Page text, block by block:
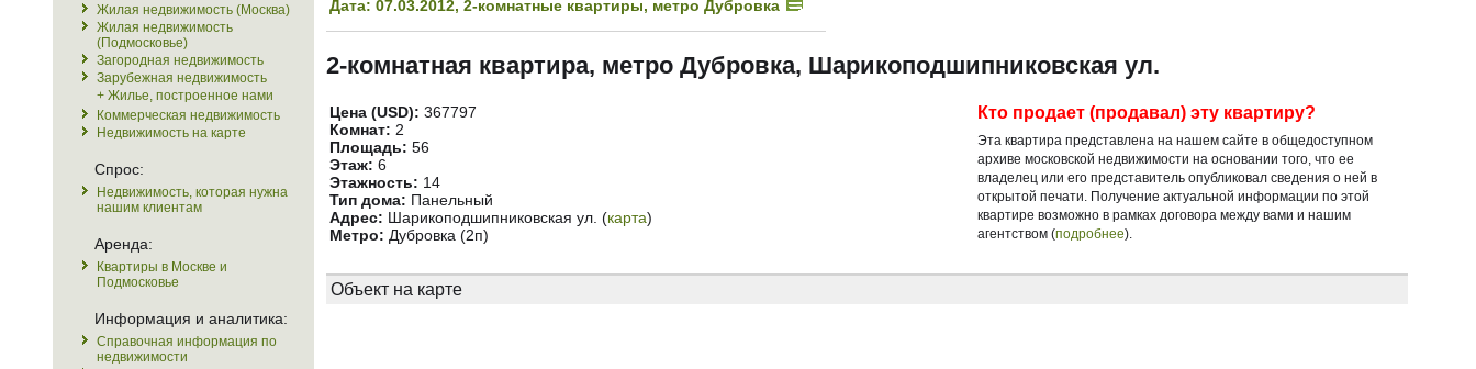
Жилая недвижимость (Москва)
Жилая недвижимость
(Подмосковье)
Загородная недвижимость
Зарубежная недвижимость
+ Жилье, построенное нами
Коммерческая недвижимость
Недвижимость на карте
Спрос:
Недвижимость, которая нужна
нашим клиентам
Аренда:
Квартиры в Москве и
Подмосковье
Информация и аналитика:
Справочная информация по
недвижимости
Дата: 07.03.2012, 2-комнатные квартиры, метро Дубровка
2-комнатная квартира, метро Дубровка, Шарикоподшипниковская ул.
Цена (USD): 367797
Комнат: 2
Площадь: 56
Этаж: 6
Этажность: 14
Тип дома: Панельный
Адрес: Шарикоподшипниковская ул. (карта)
Метро: Дубровка (2п)
Кто продает (продавал) эту квартиру?
Эта квартира представлена на нашем сайте в общедоступном
архиве московской недвижимости на основании того, что ее
владелец или его представитель опубликовал сведения о ней в
открытой печати. Получение актуальной информации по этой
квартире возможно в рамках договора между вами и нашим
агентством (подробнее).
Объект на карте